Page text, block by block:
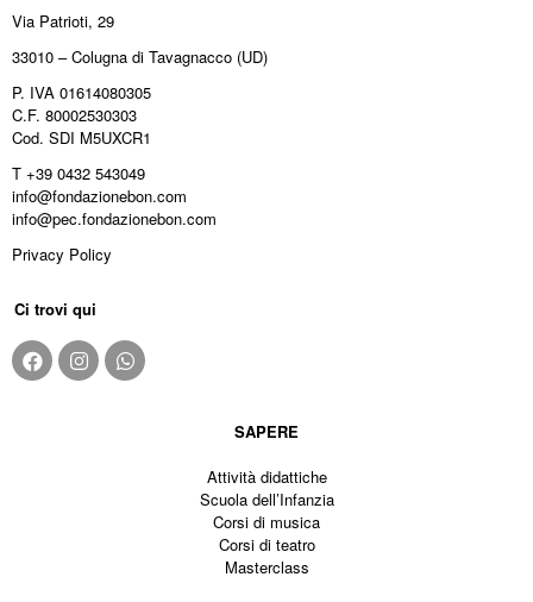
Via Patrioti, 29
33010 – Colugna di Tavagnacco (UD)
P. IVA 01614080305
C.F. 80002530303
Cod. SDI M5UXCR1
T +39 0432 543049
info@fondazionebon.com
info@pec.fondazionebon.com
Privacy Policy
Ci trovi qui
SAPERE
Attività didattiche
Scuola dell’Infanzia
Corsi di musica
Corsi di teatro
Masterclass